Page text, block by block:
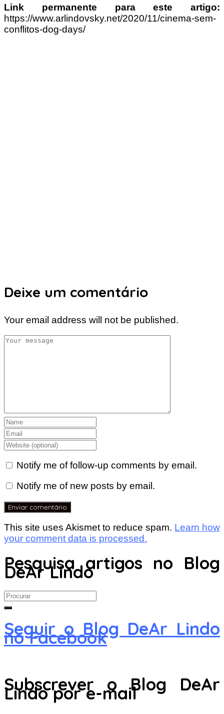
Link permanente para este artigo:
https://www.arlindovsky.net/2020/11/cinema-sem-
conflitos-dog-days/
Deixe um comentário
Your email address will not be published.
Notify me of follow-up comments by email.
Notify me of new posts by email.
This site uses Akismet to reduce spam. Learn how
your comment data is processed.
Pesquisa artigos no Blog
DeAr Lindo
Search
for:
Seguir o Blog DeAr Lindo
no Facebook
Subscrever o Blog DeAr
Lindo por e-mail